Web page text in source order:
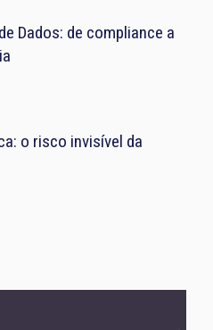
Dados: de compliance a
o risco invisível da